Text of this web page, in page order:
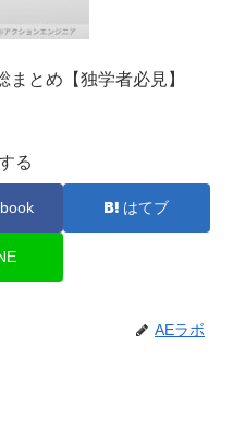
とめ【独学者必見】
る
はてブ
AEラボ